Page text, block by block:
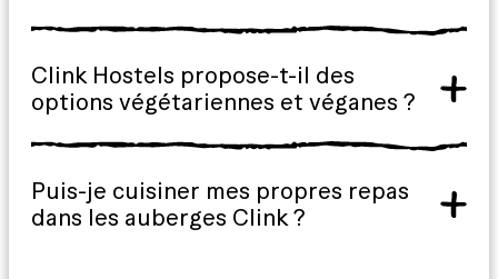
Clink Hostels propose-t-il des
options végétariennes et véganes ?
Puis-je cuisiner mes propres repas
dans les auberges Clink ?